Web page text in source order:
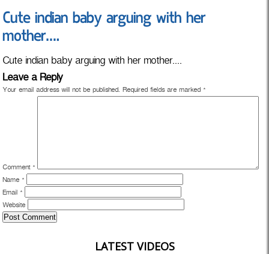
Cute indian baby arguing with her
mother….
Cute indian baby arguing with her mother....
Leave a Reply
Your email address will not be published. Required fields are marked *
Comment *
Name *
Email *
Website
LATEST VIDEOS